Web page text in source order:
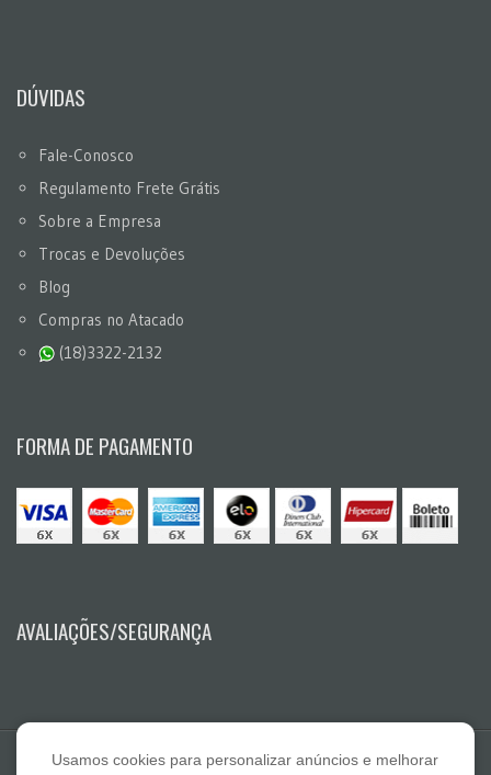
DÚVIDAS
Fale-Conosco
Regulamento Frete Grátis
Sobre a Empresa
Trocas e Devoluções
Blog
Compras no Atacado
(18)3322-2132
FORMA DE PAGAMENTO
AVALIAÇÕES/SEGURANÇA
Usamos cookies para personalizar anúncios e melhorar